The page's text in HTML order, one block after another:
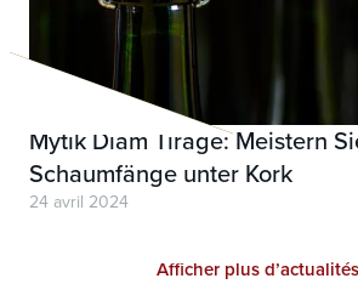
Mytik Diam Tirage: Meistern
Schaumfänge unter Kork
24 avril 2024
Afficher plus d’actualités